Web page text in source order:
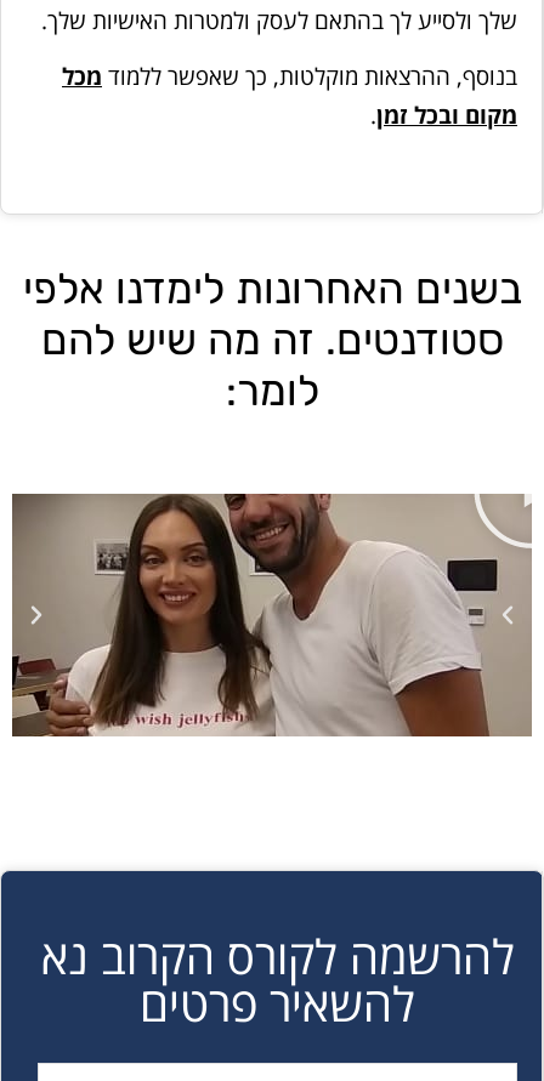
שלך ולסייע לך בהתאם לעסק ולמטרות האישיות שלך.
בנוסף, ההרצאות מוקלטות, כך שאפשר ללמוד מכל
מקום ובכל זמן.
בשנים האחרונות לימדנו אלפי
סטודנטים. זה מה שיש להם
לומר:
להרשמה לקורס הקרוב נא
להשאיר פרטים